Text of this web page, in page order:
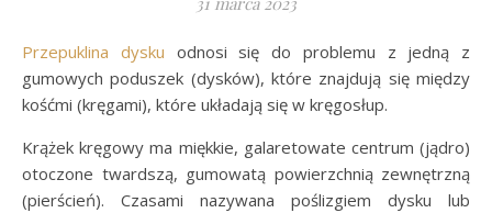
Przepuklina dysku odnosi się do problemu z jedną z
gumowych poduszek (dysków), które znajdują się między
kośćmi (kręgami), które układają się w kręgosłup.
Krążek kręgowy ma miękkie, galaretowate centrum (jądro)
otoczone twardszą, gumowatą powierzchnią zewnętrzną
(pierścień). Czasami nazywana poślizgiem dysku lub